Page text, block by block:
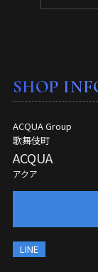
SHOP
ACQUA Group
歌舞伎町
ACQUA
アクア
LINE